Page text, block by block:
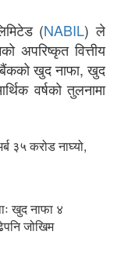
(NABIL) ले
अपरिष्कृत वित्तीय
बैंकको खुद नाफा, खुद
वर्षको तुलनामा
३५ करोड नाघ्यो,
खुद नाफा ४
जोखिम